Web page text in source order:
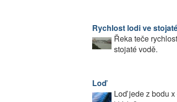
Rychlost lodi ve
Řeka teče
stojaté vodě.
Loď
Loď jede z bodu